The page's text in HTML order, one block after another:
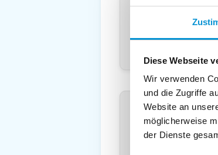
Diese Webseite
Wir verwenden
und die Zugriffe
Website an
möglicherweise
der Dienste
Freier Kommentar